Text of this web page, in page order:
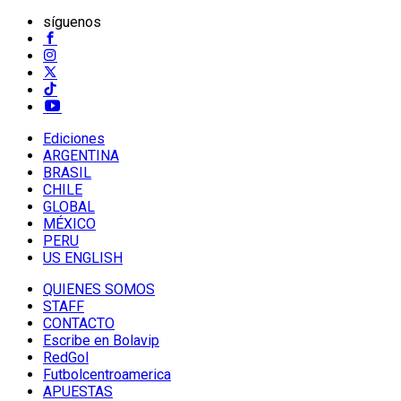
síguenos
Ediciones
ARGENTINA
BRASIL
CHILE
GLOBAL
MÉXICO
PERU
US ENGLISH
QUIENES SOMOS
STAFF
CONTACTO
Escribe en Bolavip
RedGol
Futbolcentroamerica
APUESTAS